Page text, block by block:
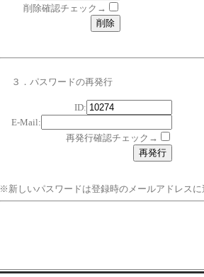
削除確認チェック→
３．パスワードの再発行
ID:
E-Mail:
再発行確認チェック→
※新しいパスワードは登録時のメールアドレスに